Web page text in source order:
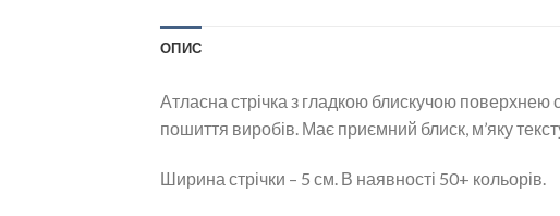
ОПИС
Атласна стрічка з гладкою блискучою
пошиття виробів. Має приємний блиск, м’яку
Ширина стрічки – 5 см. В наявності 50+ кольорів.